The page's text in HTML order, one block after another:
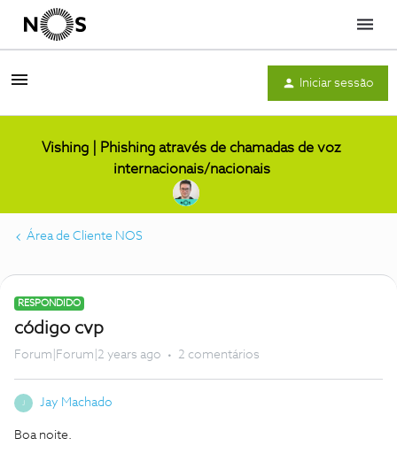
Menu
Iniciar sessão
Vishing | Phishing através de chamadas de voz
internacionais/nacionais
Área de Cliente NOS
RESPONDIDO
código cvp
Forum|Forum|2 years ago 2 comentários
Jay Machado
Boa noite.